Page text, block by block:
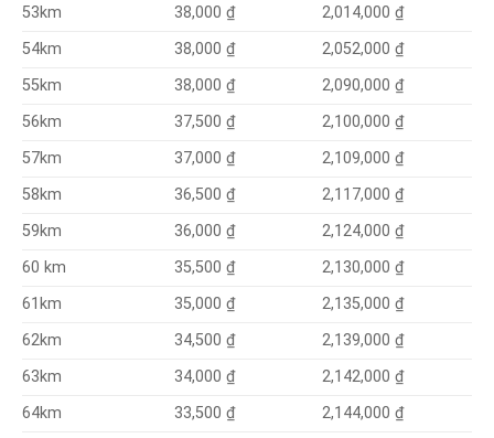
53km
38,000 ₫
2,014,000 ₫
54km
38,000 ₫
2,052,000 ₫
55km
38,000 ₫
2,090,000 ₫
56km
37,500 ₫
2,100,000 ₫
57km
37,000 ₫
2,109,000 ₫
58km
36,500 ₫
2,117,000 ₫
59km
36,000 ₫
2,124,000 ₫
60 km
35,500 ₫
2,130,000 ₫
61km
35,000 ₫
2,135,000 ₫
62km
34,500 ₫
2,139,000 ₫
63km
34,000 ₫
2,142,000 ₫
64km
33,500 ₫
2,144,000 ₫